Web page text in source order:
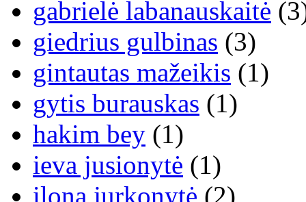
gabrielė labanauskaitė
giedrius gulbinas (3)
gintautas mažeikis (1)
gytis burauskas (1)
hakim bey (1)
ieva jusionytė (1)
ilona jurkonytė (2)